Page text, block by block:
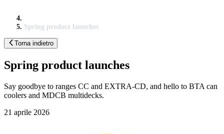
Spring product launches
Torna indietro
Spring product launches
Say goodbye to ranges CC and EXTRA-CD, and hello to BTA can
coolers and MDCB multidecks.
21 aprile 2026